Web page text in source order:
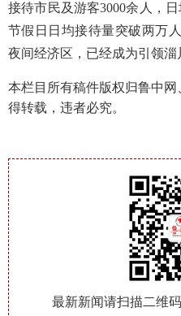
接待市民及游客3000余人，
节假日日均接待量突破两万
夜间经济区，已经成为引领淄
本栏目所有稿件版权归鲁中
得转载，违者必究。
最新新闻请扫描二维